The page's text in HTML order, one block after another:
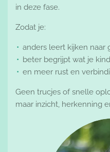
in deze fase.
Zodat je:
anders leert kijken naar
beter begrijpt wat je
en meer rust en
Geen trucjes of snelle
maar inzicht, herkenning